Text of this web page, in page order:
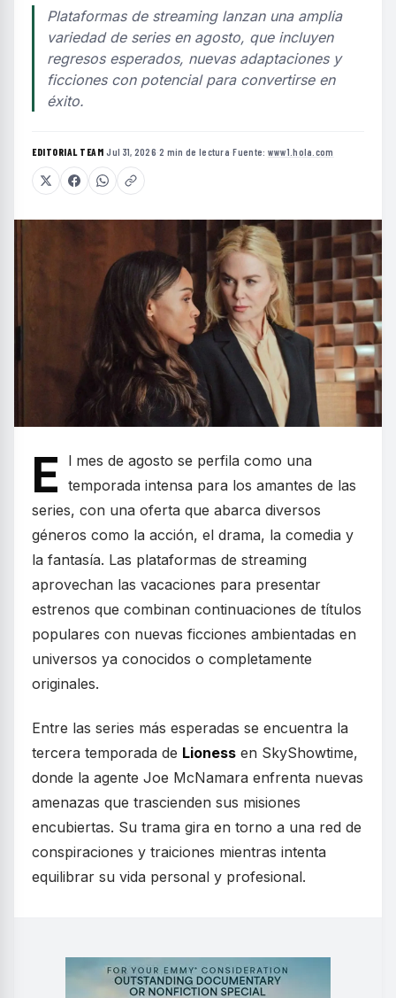
Plataformas de streaming lanzan una amplia
variedad de series en agosto, que incluyen
regresos esperados, nuevas adaptaciones y
ficciones con potencial para convertirse en
éxito.
EDITORIAL TEAM·Jul 31, 2026·2 min de lectura·Fuente: www1.hola.com
E
l mes de agosto se perfila como una
temporada intensa para los amantes de las
series, con una oferta que abarca diversos
géneros como la acción, el drama, la comedia y
la fantasía. Las plataformas de streaming
aprovechan las vacaciones para presentar
estrenos que combinan continuaciones de títulos
populares con nuevas ficciones ambientadas en
universos ya conocidos o completamente
originales.
Entre las series más esperadas se encuentra la
tercera temporada de Lioness en SkyShowtime,
donde la agente Joe McNamara enfrenta nuevas
amenazas que trascienden sus misiones
encubiertas. Su trama gira en torno a una red de
conspiraciones y traiciones mientras intenta
equilibrar su vida personal y profesional.